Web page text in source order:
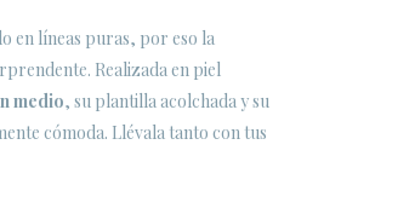
en líneas puras, por eso la
Realizada en piel
medio, su plantilla acolchada y su
cómoda. Llévala tanto con tus